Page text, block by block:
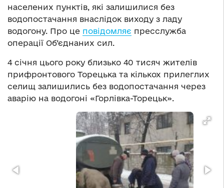
населених пунктів, які залишилися без
водопостачання внаслідок виходу з ладу
водогону. Про це повідомляє пресслужба
операції Об’єднаних сил.
4 січня цього року близько 40 тисяч жителів
прифронтового Торецька та кількох прилеглих
селищ залишились без водопостачання через
аварію на водогоні «Горлівка-Торецьк».